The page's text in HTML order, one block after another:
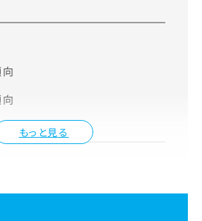
もっと見る